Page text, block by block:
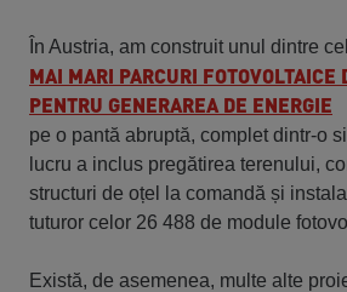
În Austria, am construit unul dintre
MAI MARI PARCURI FOTOVOLTAICE
PENTRU GENERAREA DE ENERGIE
pe o pantă abruptă, complet dintr-o
lucru a inclus pregătirea terenului,
structuri de oțel la comandă și
tuturor celor 26 488 de module
Există, de asemenea, multe alte